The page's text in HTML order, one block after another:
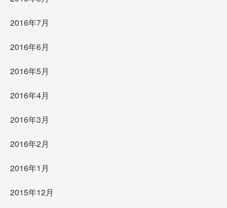
2016年7月
2016年6月
2016年5月
2016年4月
2016年3月
2016年2月
2016年1月
2015年12月